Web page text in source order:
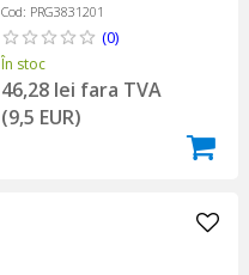
Cod: PRG3831201
(0)
În stoc
46,28 lei fara TVA
(9,5 EUR)